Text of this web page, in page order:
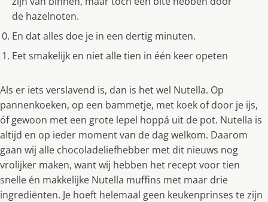
de hazelnoten.
En dat alles doe je in een dertig minuten.
Eet smakelijk en niet alle tien in één keer opeten
Als er iets verslavend is, dan is het wel Nutella. Op
pannenkoeken, op een bammetje, met koek of door je ijs,
óf gewoon met een grote lepel hoppá uit de pot. Nutella is
altijd en op ieder moment van de dag welkom. Daarom
gaan wij alle chocoladeliefhebber met dit nieuws nog
vrolijker maken, want wij hebben het recept voor tien
snelle én makkelijke Nutella muffins met maar drie
ingrediënten. Je hoeft helemaal geen keukenprinses te zijn